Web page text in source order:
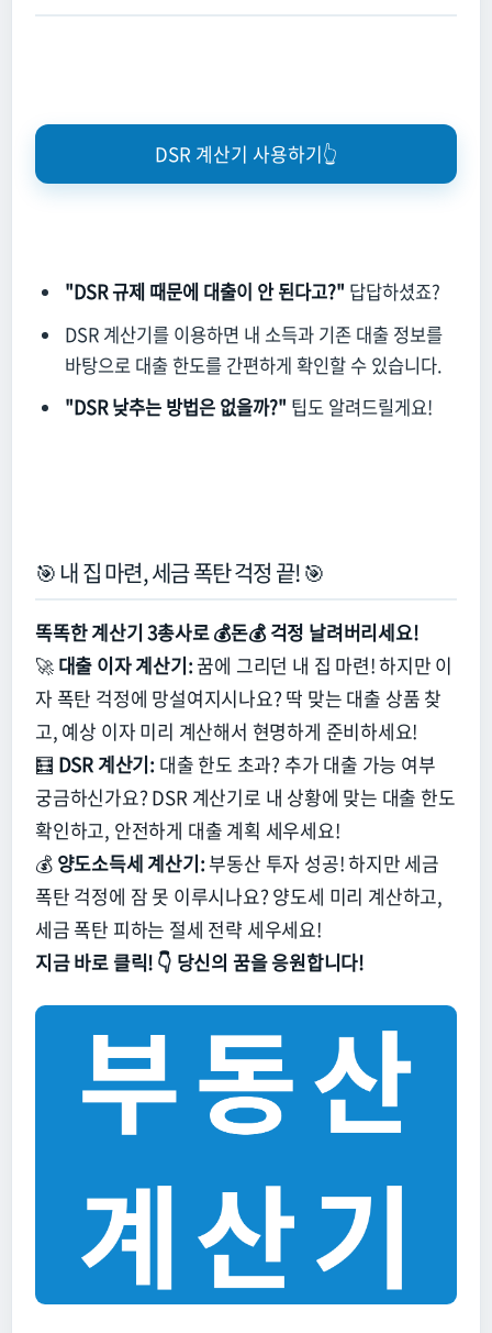
DSR 계산기 사용하기👆
"DSR 규제 때문에 대출이 안 된다고?" 답답하셨죠?
DSR 계산기를 이용하면 내 소득과 기존 대출 정보를
바탕으로 대출 한도를 간편하게 확인할 수 있습니다.
"DSR 낮추는 방법은 없을까?" 팁도 알려드릴게요!
🎯 내 집 마련, 세금 폭탄 걱정 끝! 🎯
똑똑한 계산기 3총사로 💰돈💰 걱정 날려버리세요!
🚀 대출 이자 계산기:꿈에 그리던 내 집 마련!하지만 이
자 폭탄 걱정에 망설여지시나요? 딱 맞는 대출 상품 찾
고, 예상 이자 미리 계산해서 현명하게 준비하세요!
🧮 DSR 계산기: 대출 한도 초과? 추가 대출 가능 여부
궁금하신가요? DSR 계산기로 내 상황에 맞는 대출 한도
확인하고, 안전하게 대출 계획 세우세요!
💰 양도소득세 계산기:부동산 투자 성공!하지만 세금
폭탄 걱정에 잠 못 이루시나요? 양도세 미리 계산하고,
세금 폭탄 피하는 절세 전략 세우세요!
지금 바로 클릭! 👇 당신의 꿈을 응원합니다!